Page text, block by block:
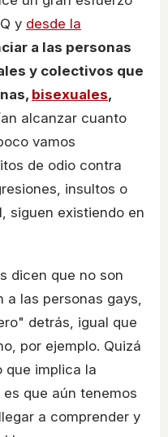
y desde la
a las personas
y colectivos que
bisexuales,
alcanzar cuanto
vamos
de odio contra
insultos o
siguen existiendo en
dicen que no son
a las personas gays,
detrás, igual que
por ejemplo. Quizá
que implica la
que aún tenemos
a comprender y